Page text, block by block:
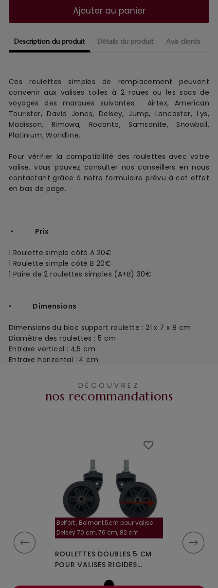
Description du produit Détails du produit Avis clients
Ces roulettes simples de remplacement peuvent
convenir aux valises toiles à 2 roues ou les sacs de
voyages des marques suivantes : Airtex, American
Tourister, David Jones, Delsey, Jump, Lancaster, Lys,
Madisson, Rimowa, Rocanto, Samsonite, Snowball,
Platinium, Worldline...
Pour vérifier la compatibilité des roulettes avec votre
valise, vous pouvez consulter nos conseillers en nous
contactant grâce à notre formulaire prévu à cet effet
en bas de page.
• Prix
1 Roulette simple côté A 20€
1 Roulette simple côté B 20€
1 Paire de 2 roulettes simples (A+B) 30€
• Dimensions
Dimensions du bloc support roulette : 21 x 7 x 8 cm
Diamètre des roulettes : 5 cm
Entraxe vertical : 4,5 cm
Entraxe horizontal : 4 cm
Ajouter au panier
DÉCOUVREZ
nos recommandations
roulette, 4 cm
A-35
Belfort , Belmont,5cm pour valise
Delsey 70 cm, 76 cm, 82 cm
ROULETTES DOUBLES 5 CM
POUR VALISES RIGIDES...
favorite_border
A-115segur
ROULETTES